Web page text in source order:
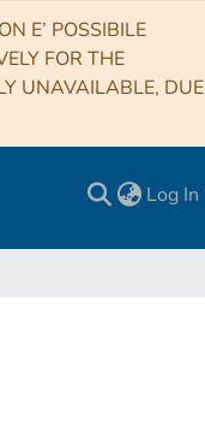
E’ POSSIBILE
FOR THE
UNAVAILABLE, DUE
Log In